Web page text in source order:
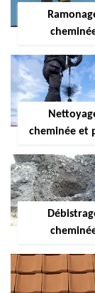
cheminée et